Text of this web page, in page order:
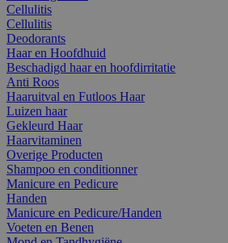
Cellulitis
Cellulitis
Deodorants
Haar en Hoofdhuid
Beschadigd haar en hoofdirritatie
Anti Roos
Haaruitval en Futloos Haar
Luizen haar
Gekleurd Haar
Haarvitaminen
Overige Producten
Shampoo en conditionner
Manicure en Pedicure
Handen
Manicure en Pedicure/Handen
Voeten en Benen